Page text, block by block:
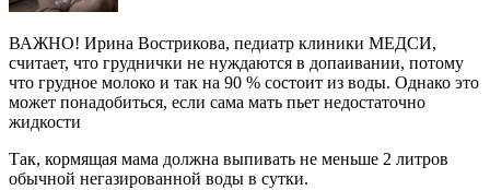
ВАЖНО! Ирина Вострикова, педиатр клиники МЕДСИ,
считает, что груднички не нуждаются в допаивании, потому
что грудное молоко и так на 90 % состоит из воды. Однако это
может понадобиться, если сама мать пьет недостаточно
жидкости
Так, кормящая мама должна выпивать не меньше 2 литров
обычной негазированной воды в сутки.